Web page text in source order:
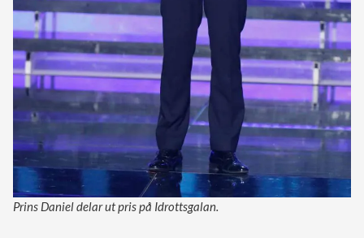
Prins Daniel delar ut pris på Idrottsgalan.